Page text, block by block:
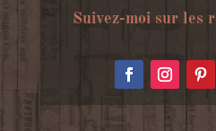
Suivez-moi sur les